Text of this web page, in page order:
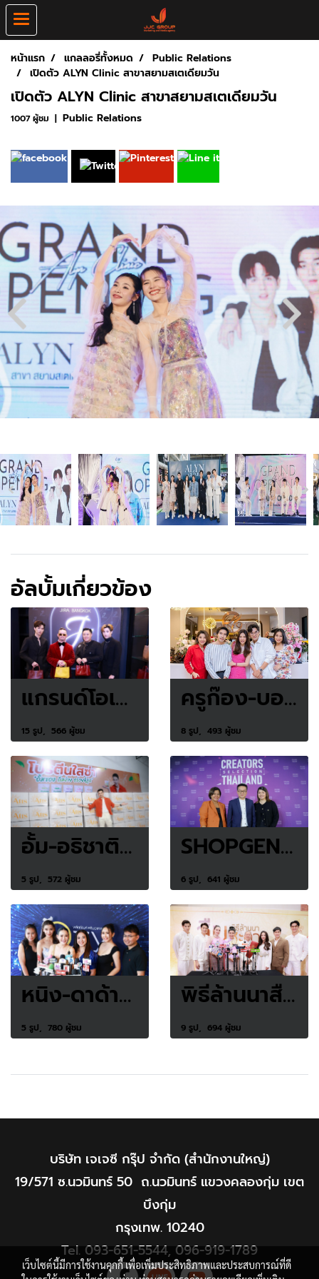
หน้าแรก แกลลอรี่ทั้งหมด
Public Relations
เปิดตัว ALYN Clinic สาขาสยามสเตเดียมวัน
เปิดตัว ALYN Clinic สาขาสยามสเตเดียมวัน
1007 ผู้ชม | Public Relations
อัลบั้มเกี่ยวข้อง
แกรนด์โอเพนนิ่ง Jira Bangkok Flagship Store
15 รูป, 566 ผู้ชม
ครูก๊อง-บอสหมี ควงคู่ทำบุญเปิด EV9 TOWER
8 รูป, 493 ผู้ชม
อั้ม-อธิชาติ เขย่าเทรนด์ใหม่สุดปัง
5 รูป, 572 ผู้ชม
SHOPGENIX CREATORS ครั้งที่ 6
6 รูป, 641 ผู้ชม
หนิง-ดาด้า-จีน่า พร้อมทีมผู้บริหาร จัดงานมิตติ้งตัวแทนจำหน่ายแบรนด์ OZY (โอซี)
5 รูป, 780 ผู้ชม
พิธีล้านนาสืบชะตาบูชาดวงที่ใหญ่ที่สุดในประเทศไทย โดยคุ้มนะหน้าทอง
9 รูป, 694 ผู้ชม
บริษัท เจเจซี กรุ๊ป จำกัด (สำนักงานใหญ่)
19/571 ซ.นวมินทร์ 50 ถ.นวมินทร์ แขวงคลองกุ่ม เขต
บึงกุ่ม
กรุงเทพ. 10240
Tel. 093-651-5544, 096-919-1789
เว็บไซต์นี้มีการใช้งานคุกกี้ เพื่อเพิ่มประสิทธิภาพและประสบการณ์ที่ดี